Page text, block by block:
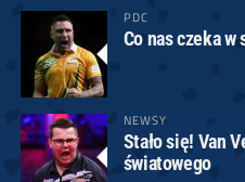
PDC
Co nas czeka w
NEWSY
Stało się! Van
światowego